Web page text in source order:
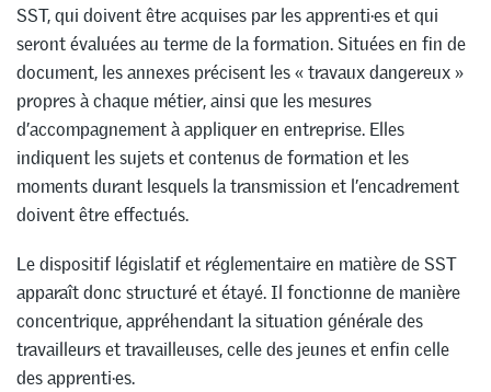
SST, qui doivent être acquises par les apprenti·es et qui
seront évaluées au terme de la formation. Situées en fin de
document, les annexes précisent les « travaux dangereux »
propres à chaque métier, ainsi que les mesures
d’accompagnement à appliquer en entreprise. Elles
indiquent les sujets et contenus de formation et les
moments durant lesquels la transmission et l’encadrement
doivent être effectués.
Le dispositif législatif et réglementaire en matière de SST
apparaît donc structuré et étayé. Il fonctionne de manière
concentrique, appréhendant la situation générale des
travailleurs et travailleuses, celle des jeunes et enfin celle
des apprenti·es.